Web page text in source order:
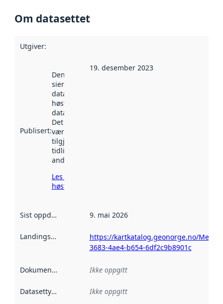
Om datasettet
Utgiver:
Publisert:
Denne datoen
sier når
datasettet ble
høstet av
data.norge.no.
Det kan ha
vært
tilgjengelig
tidligere
andre steder.
Les mer om
høsting her
19. desember 2023
Sist oppdatert 9. mai 2026
Landingsside
https://kartkatalog.geonorge.no/
3683-4ae4-b654-6df2c9b8901c
Dokumentasjon Ikke oppgitt
Datasettype Ikke oppgitt